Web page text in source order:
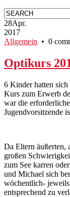
28Apr.
2017
Allgemein • 0
Optikurs
6 Kinder hatten
Kurs zum Erwerb
war die
Jugendvorsitzende
Da Eltern äußerten,
großen
zum See karren
und Michael sich
wöchentlich-
entsprechend zu